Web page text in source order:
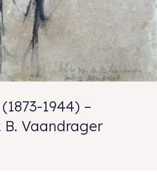
1944) –
B. Vaandrager